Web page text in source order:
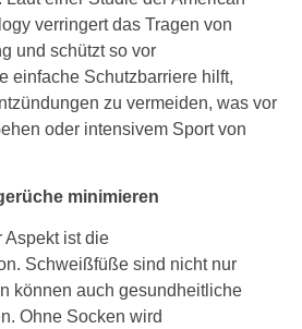
verringert das Tragen von
und schützt so vor
einfache Schutzbarriere hilft,
zu vermeiden, was vor
oder intensivem Sport von
minimieren
Aspekt ist die
Schweißfüße sind nicht nur
können auch gesundheitliche
Ohne Socken wird